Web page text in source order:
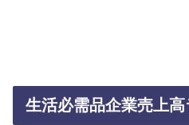
生活必需品企業売上